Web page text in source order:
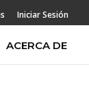
Iniciar Sesión
ACERCA DE